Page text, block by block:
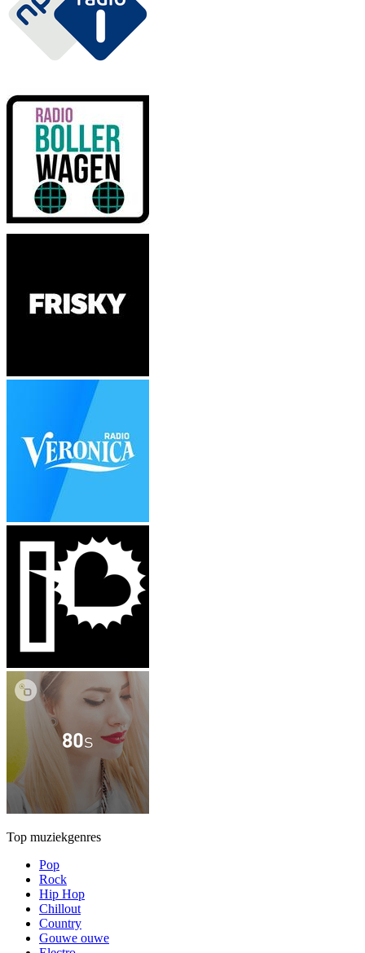
Top muziekgenres
Pop
Rock
Hip Hop
Chillout
Country
Gouwe ouwe